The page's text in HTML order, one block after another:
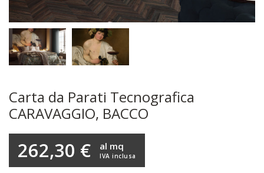
Carta da Parati Tecnografica
CARAVAGGIO, BACCO
262,30 € IVA inclusa
al mq